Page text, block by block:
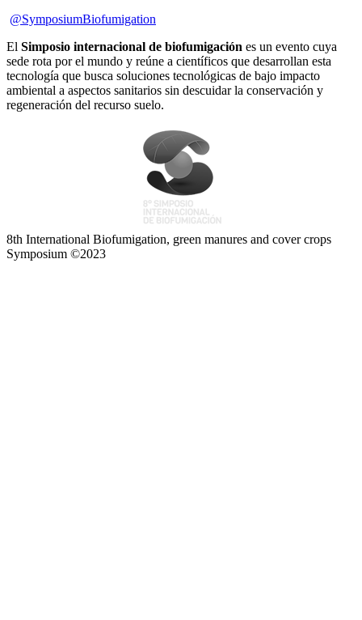
@SymposiumBiofumigation
El Simposio internacional de biofumigación es un evento cuya
sede rota por el mundo y reúne a científicos que desarrollan esta
tecnología que busca soluciones tecnológicas de bajo impacto
ambiental a aspectos sanitarios sin descuidar la conservación y
regeneración del recurso suelo.
8th International Biofumigation, green manures and cover crops
Symposium ©2023